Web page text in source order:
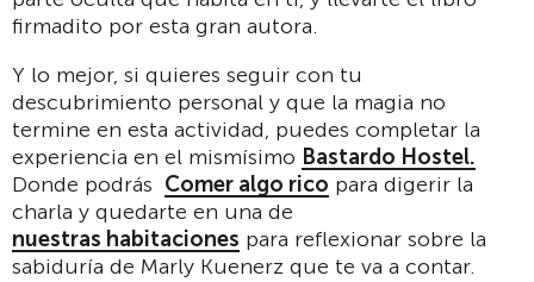
firmadito por esta gran autora.
Y lo mejor, si quieres seguir con tu
descubrimiento personal y que la magia no
termine en esta actividad, puedes completar la
experiencia en el mismísimo Bastardo Hostel.
Donde podrás Comer algo rico para digerir la
charla y quedarte en una de
nuestras habitaciones para reflexionar sobre la
sabiduría de Marly Kuenerz que te va a contar.